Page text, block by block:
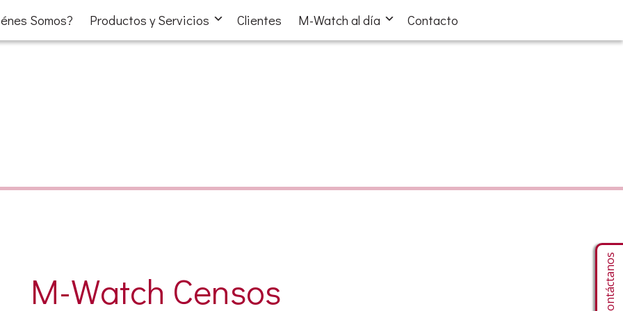
Somos? Productos y Servicios Clientes M-Watch al día Contacto
M-Watch Censos Contáctanos